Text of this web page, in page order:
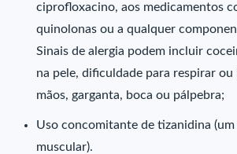
ciprofloxacino, aos medicamentos
quinolonas ou a qualquer
Sinais de alergia podem incluir
na pele, dificuldade para respirar ou
mãos, garganta, boca ou pálpebra;
Uso concomitante de tizanidina
muscular).